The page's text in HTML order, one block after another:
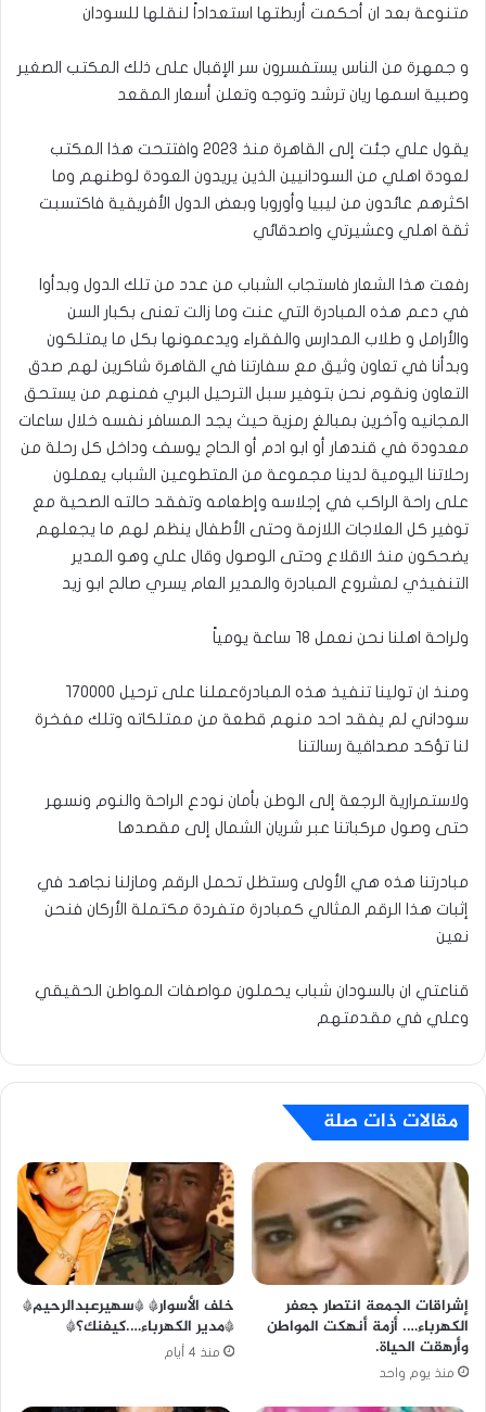
متنوعة بعد ان أحكمت أربطتها استعداداً لنقلها للسودان
و جمهرة من الناس يستفسرون سر الإقبال على ذلك المكتب الصغير
وصبية اسمها ريان ترشد وتوجه وتعلن أسعار المقعد
يقول علي جئت إلى القاهرة منذ ٢٠٢٣ وافتتحت هذا المكتب
لعودة اهلي من السودانيين الذين يريدون العودة لوطنهم وما
اكثرهم عائدون من ليبيا وأوروبا وبعض الدول الأفريقية فاكتسبت
ثقة اهلي وعشيرتي واصدقائي
رفعت هذا الشعار فاستجاب الشباب من عدد من تلك الدول وبدأوا
في دعم هذه المبادرة التي عنت وما زالت تعنى بكبار السن
والأرامل و طلاب المدارس والفقراء ويدعمونها بكل ما يمتلكون
وبدأنا في تعاون وثيق مع سفارتنا في القاهرة شاكرين لهم صدق
التعاون ونقوم نحن بتوفير سبل الترحيل البري فمنهم من يستحق
المجانيه وآخرين بمبالغ رمزية حيث يجد المسافر نفسه خلال ساعات
معدودة في قندهار أو ابو ادم أو الحاج يوسف وداخل كل رحلة من
رحلاتنا اليومية لدينا مجموعة من المتطوعين الشباب يعملون
على راحة الراكب في إجلاسه وإطعامه وتفقد حالته الصحية مع
توفير كل العلاجات اللازمة وحتى الأطفال ينظم لهم ما يجعلهم
يضحكون منذ الاقلاع وحتى الوصول وقال علي وهو المدير
التنفيذي لمشروع المبادرة والمدير العام يسري صالح ابو زيد
ولراحة اهلنا نحن نعمل ١٨ ساعة يومياً
ومنذ ان تولينا تنفيذ هذه المبادرةعملنا على ترحيل ١٧٠٠٠٠
سوداني لم يفقد احد منهم قطعة من ممتلكاته وتلك مفخرة
لنا تؤكد مصداقية رسالتنا
ولاستمرارية الرجعة إلى الوطن بأمان نودع الراحة والنوم ونسهر
حتى وصول مركباتنا عبر شريان الشمال إلى مقصدها
مبادرتنا هذه هي الأولى وستظل تحمل الرقم ومازلنا نجاهد في
إثبات هذا الرقم المثالي كمبادرة متفردة مكتملة الأركان فنحن
نعين
قناعتي ان بالسودان شباب يحملون مواصفات المواطن الحقيقي
وعلي في مقدمتهم
مقالات ذات صلة
إشراقات الجمعة انتصار جعفر
الكهرباء…. أزمة أنهكت المواطن
وأرهقت الحياة.
منذ يوم واحد
خلف الأسوار* *سهيرعبدالرحيم*
*مدير الكهرباء….كيفنك؟*
منذ 4 أيام